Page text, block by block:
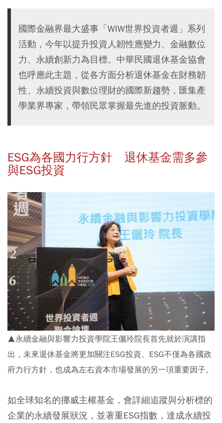
國際金融界最大盛事「WIW世界投資者週」系列
活動，今年以提升投資人韌性應變力、金融數位
力、永續創新力為目標。中華民國退休基金協會
也呼應此主題，從各方面分析退休基金在財務韌
性、永續投資與數位理財的國際新趨勢，匯集產
學業界專家，帶領民眾掌握最先進的投資脈動。
ESG為各國力行方針 退休基金需多參
與ESG投資
▲永續金融與影響力投資學院王儷玲院長首先就於演講指
出，未來退休基金將更加關注ESG投資。ESG不僅為各國政
府力行方針，也成為左右資本市場發展的另一項重要因子。
如全球知名的挪威主權基金，會詳細追蹤與分析標的
企業的永續發展狀況，並著重ESG指數，達成永續投